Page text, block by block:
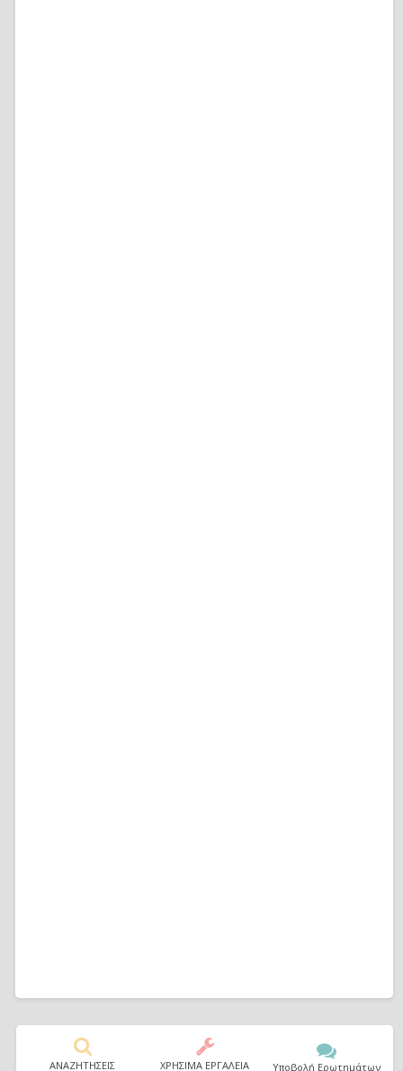
ΑΝΑΖΗΤΗΣΕΙΣ ΧΡΗΣΙΜΑ ΕΡΓΑΛΕΙΑ Υποβολή Ερωτημάτων